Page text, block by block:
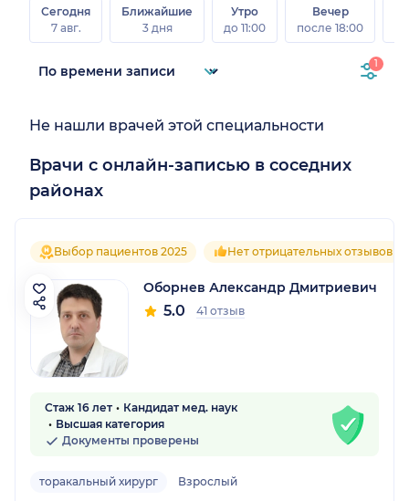
Сегодня
7 авг.
Ближайшие
3 дня
Утро
до 11:00
Вечер
после 18:00
1
Не нашли врачей этой специальности
Врачи с онлайн-записью в соседних
районах
Выбор пациентов 2025 Нет отрицательных отзывов
Оборнев Александр Дмитриевич
5.0 41 отзыв
Стаж 16 лет
Кандидат мед. наук
Высшая категория
Документы проверены
торакальный хирург Взрослый